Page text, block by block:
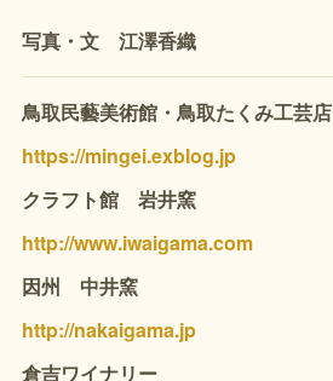
写真・文 江澤香織
鳥取民藝美術館・鳥取たくみ工芸店
https://mingei.exblog.jp
クラフト館 岩井窯
http://www.iwaigama.com
因州 中井窯
http://nakaigama.jp
倉吉ワイナリー